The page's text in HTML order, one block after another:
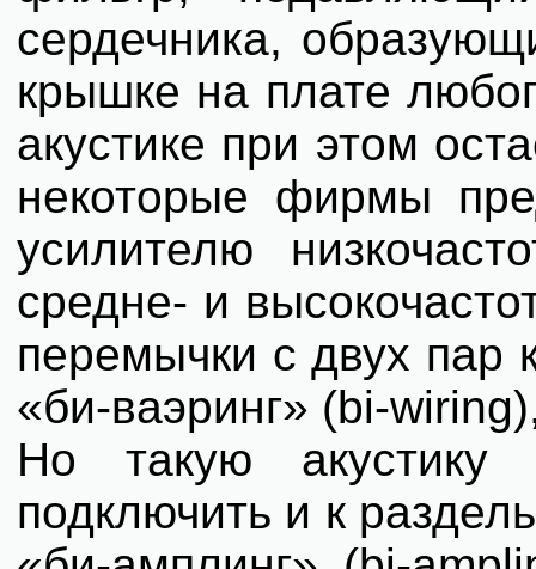
сердечника,
крышке на плате
акустике при этом
некоторые фирмы
усилителю
средне- и
перемычки с двух пар
«би-ваэринг» (bi-
Но такую
подключить и к